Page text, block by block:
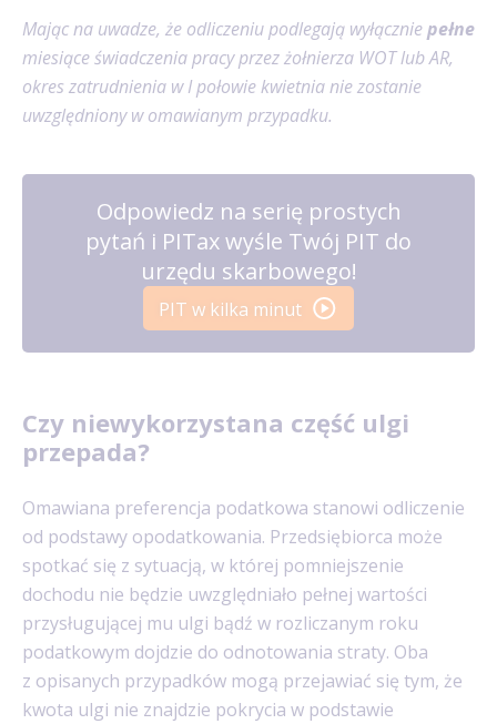
Mając na uwadze, że odliczeniu podlegają wyłączniepełne
miesiące świadczenia pracy przez żołnierza WOT lub AR,
okres zatrudnienia w I połowie kwietnia nie zostanie
uwzględniony w omawianym przypadku.
Odpowiedz na serię prostych
pytań i PITax wyśle Twój PIT do
urzędu skarbowego!
PIT w kilka minut
Czy niewykorzystana część ulgi
przepada?
Omawiana preferencja podatkowa stanowi odliczenie
od podstawy opodatkowania. Przedsiębiorca może
spotkać się z sytuacją, w której pomniejszenie
dochodu nie będzie uwzględniało pełnej wartości
przysługującej mu ulgi bądź w rozliczanym roku
podatkowym dojdzie do odnotowania straty. Oba
z opisanych przypadków mogą przejawiać się tym, że
kwota ulgi nie znajdzie pokrycia w podstawie